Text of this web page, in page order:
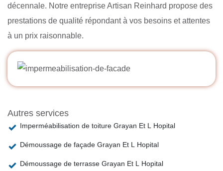
décennale. Notre entreprise Artisan Reinhard propose des
prestations de qualité répondant à vos besoins et attentes
à un prix raisonnable.
Autres services
Imperméabilisation de toiture Grayan Et L Hopital
Démoussage de façade Grayan Et L Hopital
Démoussage de terrasse Grayan Et L Hopital